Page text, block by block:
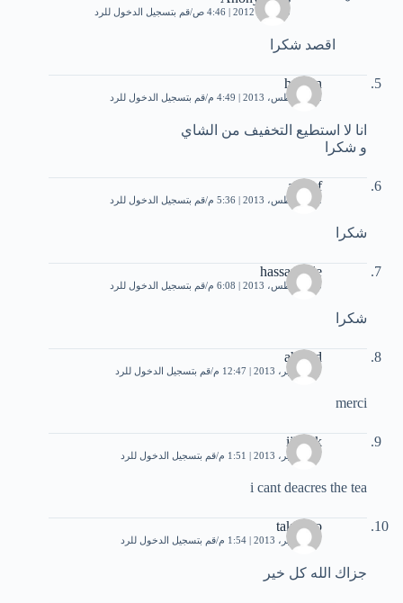
13 مايو، 2012 | 4:46 ص قم بتسجيل الدخول للرد
اقصد شكرا
hassan
22 أغسطس، 2013 | 4:49 م قم بتسجيل الدخول للرد
انا لا استطيع التخفيف من الشاي
و شكرا
ashraf
22 أغسطس، 2013 | 5:36 م قم بتسجيل الدخول للرد
شكرا
hassan bile
25 أغسطس، 2013 | 6:08 م قم بتسجيل الدخول للرد
شكرا
ahmed
27 سبتمبر، 2013 | 12:47 م قم بتسجيل الدخول للرد
merci
ijkkj,k
27 سبتمبر، 2013 | 1:51 م قم بتسجيل الدخول للرد
i cant deacres the tea
takahiro
27 سبتمبر، 2013 | 1:54 م قم بتسجيل الدخول للرد
جزاك الله كل خير